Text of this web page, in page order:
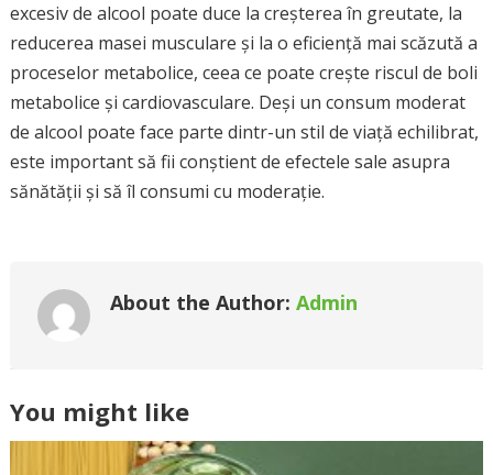
excesiv de alcool poate duce la creșterea în greutate, la
reducerea masei musculare și la o eficiență mai scăzută a
proceselor metabolice, ceea ce poate crește riscul de boli
metabolice și cardiovasculare. Deși un consum moderat
de alcool poate face parte dintr-un stil de viață echilibrat,
este important să fii conștient de efectele sale asupra
sănătății și să îl consumi cu moderație.
About the Author: Admin
You might like